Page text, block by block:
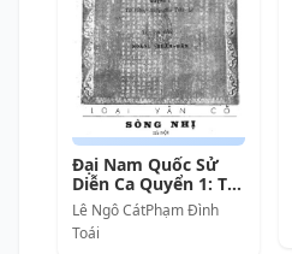
Đại Nam Quốc Sử
Diễn Ca Quyển 1: Từ
Hồng-Bàng đến
Tiền-Lê – Lê Ngô Cát
& Phạm Đình Toái
Lê Ngô CátPhạm Đình
Toái